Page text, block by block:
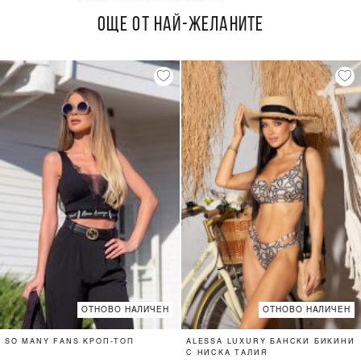
ОЩЕ ОТ НАЙ-ЖЕЛАНИТЕ
ОТНОВО НАЛИЧЕН
SO MANY FANS КРОП-ТОП
ОТНОВО НАЛИЧЕН
ALESSA LUXURY БАНСКИ БИКИНИ
С НИСКА ТАЛИЯ